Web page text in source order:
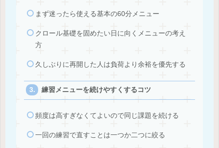
まず迷ったら使える基本の60分メニュー
クロール基礎を固めたい日に向くメニューの考え
方
久しぶりに再開した人は負荷より余裕を優先する
練習メニューを続けやすくするコツ
頻度は高すぎなくてよいので同じ課題を続ける
一回の練習で直すことは一つか二つに絞る